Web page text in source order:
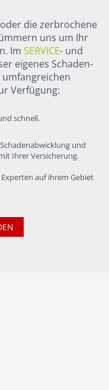
die zerbrochene
uns um Ihr
Im SERVICE- und
eigenes Schaden-
umfangreichen
Verfügung:
schnell.
und
Ihrer Versicherung.
auf ihrem Gebiet